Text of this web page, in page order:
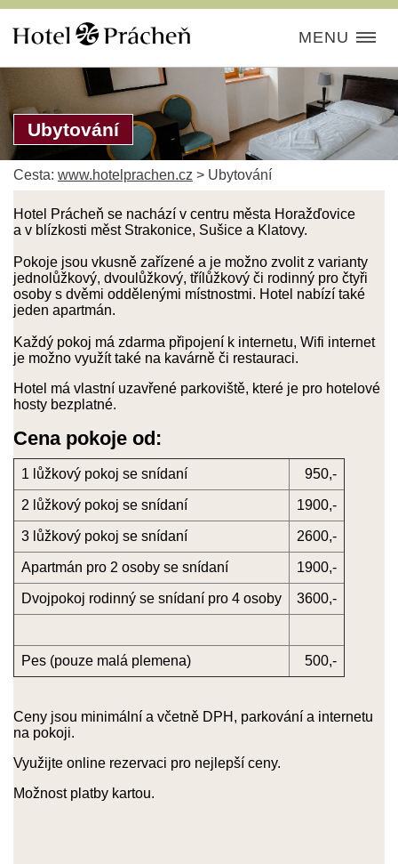
MENU
Ubytování
Cesta: www.hotelprachen.cz > Ubytování
Hotel Prácheň se nachází v centru města Horažďovice
a v blízkosti měst Strakonice, Sušice a Klatovy.
Pokoje jsou vkusně zařízené a je možno zvolit z varianty
jednolůžkový, dvoulůžkový, třílůžkový či rodinný pro čtyři
osoby s dvěmi oddělenými místnostmi. Hotel nabízí také
jeden apartmán.
Každý pokoj má zdarma připojení k internetu, Wifi internet
je možno využít také na kavárně či restauraci.
Hotel má vlastní uzavřené parkoviště, které je pro hotelové
hosty bezplatné.
Cena pokoje od:
1 lůžkový pokoj se snídaní 950,-
2 lůžkový pokoj se snídaní 1900,-
3 lůžkový pokoj se snídaní 2600,-
Apartmán pro 2 osoby se snídaní 1900,-
Dvojpokoj rodinný se snídaní pro 4 osoby 3600,-
Pes (pouze malá plemena) 500,-
Ceny jsou minimální a včetně DPH, parkování a internetu
na pokoji.
Využijte online rezervaci pro nejlepší ceny.
Možnost platby kartou.